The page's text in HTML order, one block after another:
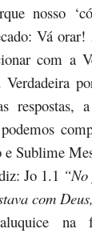
nosso
Vá
com a
Verdadeira
respostas,
e Sublime
Jo 1.1
com
na